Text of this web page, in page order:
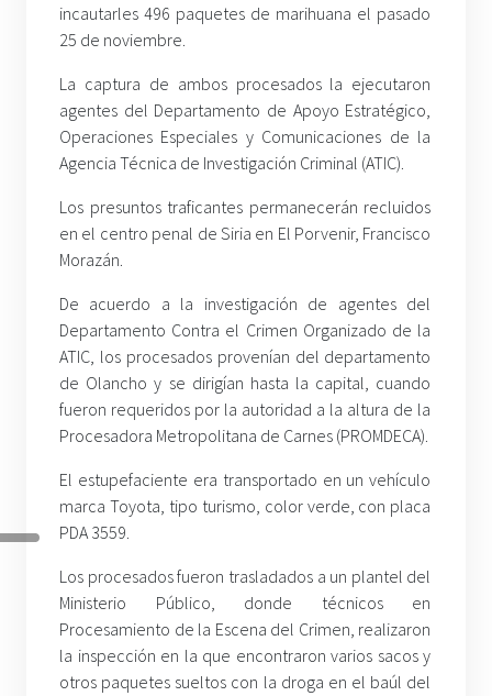
incautarles 496 paquetes de marihuana el pasado
25 de noviembre.
La captura de ambos procesados la ejecutaron
agentes del Departamento de Apoyo Estratégico,
Operaciones Especiales y Comunicaciones de la
Agencia Técnica de Investigación Criminal (ATIC).
Los presuntos traficantes permanecerán recluidos
en el centro penal de Siria en El Porvenir, Francisco
Morazán.
De acuerdo a la investigación de agentes del
Departamento Contra el Crimen Organizado de la
ATIC, los procesados provenían del departamento
de Olancho y se dirigían hasta la capital, cuando
fueron requeridos por la autoridad a la altura de la
Procesadora Metropolitana de Carnes (PROMDECA).
El estupefaciente era transportado en un vehículo
marca Toyota, tipo turismo, color verde, con placa
PDA 3559.
Los procesados fueron trasladados a un plantel del
Ministerio Público, donde técnicos en
Procesamiento de la Escena del Crimen, realizaron
la inspección en la que encontraron varios sacos y
otros paquetes sueltos con la droga en el baúl del